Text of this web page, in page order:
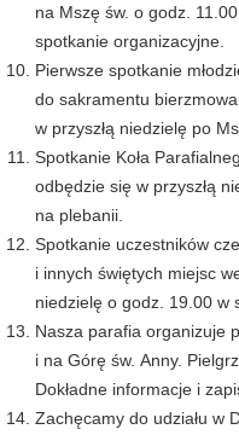
na Mszę św. o godz.
spotkanie organizacyjne.
Pierwsze spotkanie
do sakramentu
w przyszłą niedzielę po
Spotkanie Koła
odbędzie się w przyszłą
na plebanii.
Spotkanie uczestników
i innych świętych miejsc
niedzielę o godz. 19.00 w
Nasza parafia organizuje
i na Górę św. Anny.
Dokładne informacje i
Zachęcamy do udziału w